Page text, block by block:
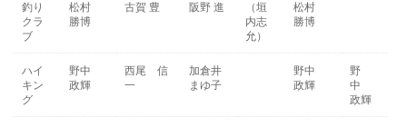
釣り
クラ
ブ
松村
勝博
古賀 豊 阪野 進
（垣
内志
允）
松村
勝博
ハイ
キン
グ
野中
政輝
西尾 信
一
加倉井
まゆ子
野中
政輝
野
中
政輝